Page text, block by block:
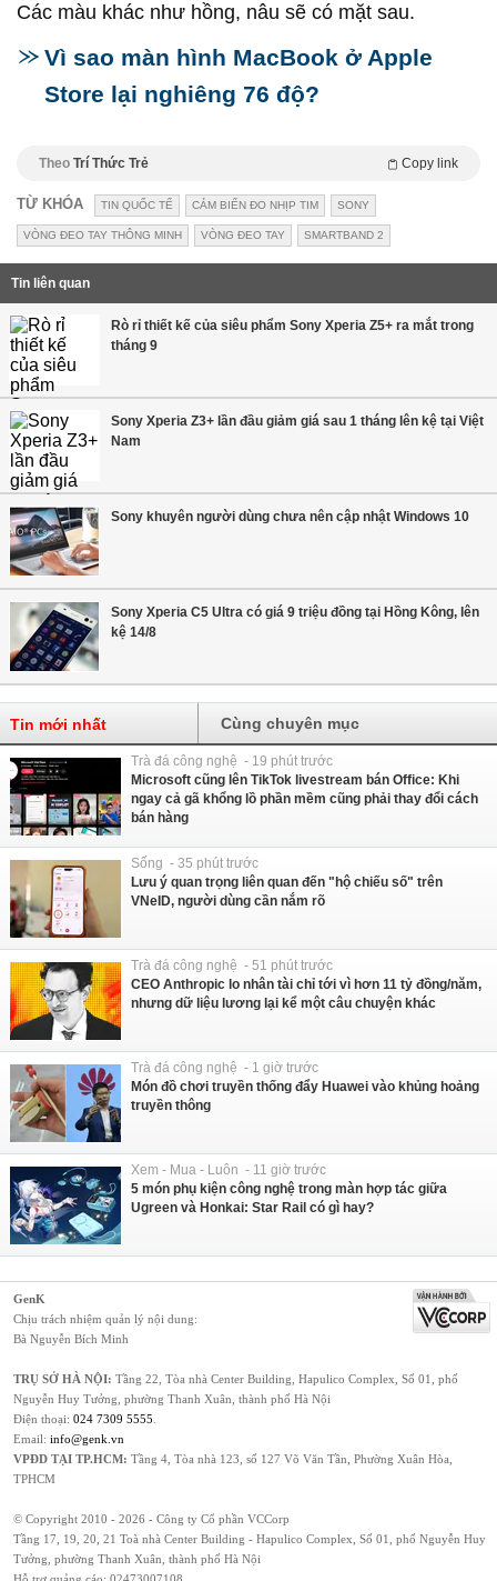
Các màu khác như hồng, nâu sẽ có mặt sau.
Vì sao màn hình MacBook ở Apple
Store lại nghiêng 76 độ?
Theo Trí Thức Trẻ Copy link
TỪ KHÓA TIN QUỐC TẾ CẢM BIẾN ĐO NHỊP TIM SONY
VÒNG ĐEO TAY THÔNG MINH VÒNG ĐEO TAY SMARTBAND 2
Tin liên quan
Rò rỉ thiết kế của siêu phẩm Sony Xperia Z5+ ra mắt trong
tháng 9
Sony Xperia Z3+ lần đầu giảm giá sau 1 tháng lên kệ tại Việt
Nam
Sony khuyên người dùng chưa nên cập nhật Windows 10
Sony Xperia C5 Ultra có giá 9 triệu đồng tại Hồng Kông, lên
kệ 14/8
Tin mới nhất Cùng chuyên mục
Trà đá công nghệ - 19 phút trước
Microsoft cũng lên TikTok livestream bán Office: Khi
ngay cả gã khổng lồ phần mềm cũng phải thay đổi cách
bán hàng
Sống - 35 phút trước
Lưu ý quan trọng liên quan đến "hộ chiếu số" trên
VNeID, người dùng cần nắm rõ
Trà đá công nghệ - 51 phút trước
CEO Anthropic lo nhân tài chỉ tới vì hơn 11 tỷ đồng/năm,
nhưng dữ liệu lương lại kể một câu chuyện khác
Trà đá công nghệ - 1 giờ trước
Món đồ chơi truyền thống đẩy Huawei vào khủng hoảng
truyền thông
Xem - Mua - Luôn - 11 giờ trước
5 món phụ kiện công nghệ trong màn hợp tác giữa
Ugreen và Honkai: Star Rail có gì hay?
GenK
Chịu trách nhiệm quản lý nội dung:
Bà Nguyễn Bích Minh
TRỤ SỞ HÀ NỘI: Tầng 22, Tòa nhà Center Building, Hapulico Complex, Số 01, phố
Nguyễn Huy Tưởng, phường Thanh Xuân, thành phố Hà Nội
Điện thoại: 024 7309 5555
Email: info@genk.vn
VPĐD TẠI TP.HCM: Tầng 4, Tòa nhà 123, số 127 Võ Văn Tần, Phường Xuân Hòa,
TPHCM
© Copyright 2010 - 2026 - Công ty Cổ phần VCCorp
Tầng 17, 19, 20, 21 Toà nhà Center Building - Hapulico Complex, Số 01, phố Nguyễn Huy
Tưởng, phường Thanh Xuân, thành phố Hà Nội